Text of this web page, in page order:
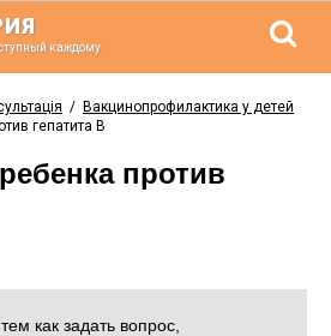
каждому
/ Вакцинопрофилактика у детей
гепатита В
против
как задать вопрос,